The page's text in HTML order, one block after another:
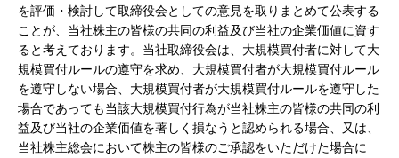
を評価・検討して取締役会としての意見を取りまとめて公表する
ことが、当社株主の皆様の共同の利益及び当社の企業価値に資す
ると考えております。当社取締役会は、大規模買付者に対して大
規模買付ルールの遵守を求め、大規模買付者が大規模買付ルール
を遵守しない場合、大規模買付者が大規模買付ルールを遵守した
場合であっても当該大規模買付行為が当社株主の皆様の共同の利
益及び当社の企業価値を著しく損なうと認められる場合、又は、
当社株主総会において株主の皆様のご承認をいただけた場合に